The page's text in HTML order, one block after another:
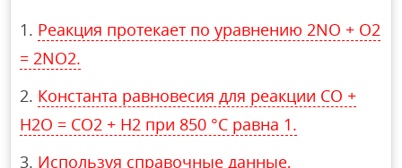
Реакция протекает по уравнению 2NO + O2
= 2NO2.
Константа равновесия для реакции СО +
Н2О = СО2 + Н2 при 850 °С равна 1.
Используя справочные данные,